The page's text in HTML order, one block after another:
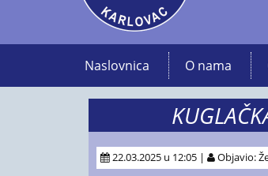
Naslovnica O nama
22.03.2025 u 12:05 | Objavio: